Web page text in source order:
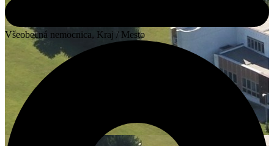
Všeobecná nemocnica, Kraj / Mesto